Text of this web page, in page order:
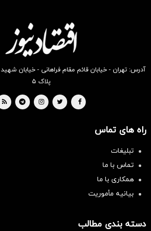
آدرس: تهران - خیابان قائم مقام فراهانی - خیابان
پلاک ۵
راه های تماس
تبلیغات
تماس با ما
همکاری با ما
بیانیه مأموریت
دسته بندی مطالب